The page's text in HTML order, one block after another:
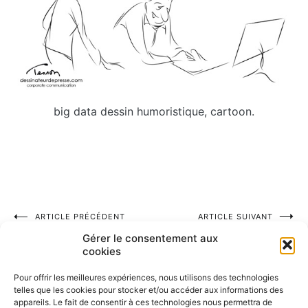
Gérer le consentement aux
cookies
Pour offrir les meilleures expériences, nous utilisons des technologies
telles que les cookies pour stocker et/ou accéder aux informations des
appareils. Le fait de consentir à ces technologies nous permettra de
big data dessin humoristique, cartoon.
Navigation
l’article
ARTICLE PRÉCÉDENT
Rien ne prédispose plus au
conformisme que le manque
de formation. Gustave Thibon
ARTICLE SUIVANT
Team spirit video